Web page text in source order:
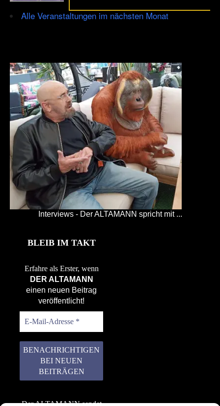
Alle Veranstaltungen im nächsten Monat
Interviews - Der ALTAMANN spricht mit ...
BLEIB IM TAKT
Erfahre als Erster, wenn
DER ALTAMANN
einen neuen Beitrag
veröffentlicht!
Der ALTAMANN sendet